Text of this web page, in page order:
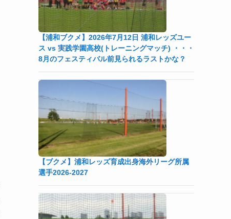
【浦和ブクメ】2026年7月12日 浦和レッズユー
ス vs 実践学園高校(トレーニングマッチ) ・・・
8月のフェスティバル前見られるラストかな？
【ブクメ】浦和レッズ育成出身海外リーグ所属
選手2026-2027